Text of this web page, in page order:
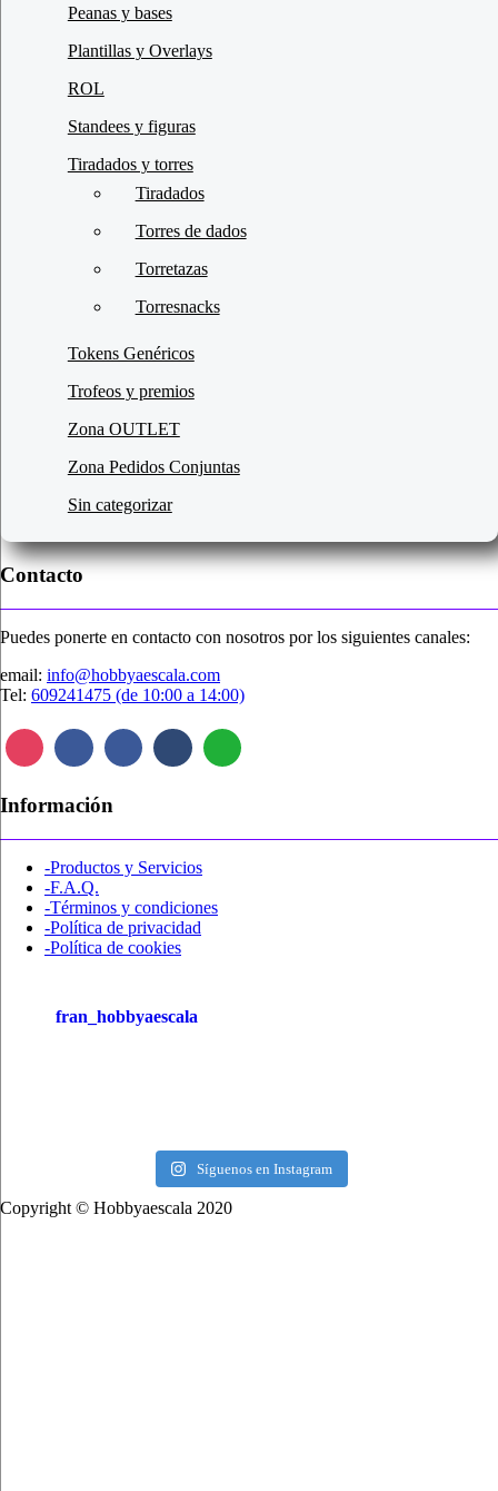
Peanas y bases
Plantillas y Overlays
ROL
Standees y figuras
Tiradados y torres
Tiradados
Torres de dados
Torretazas
Torresnacks
Tokens Genéricos
Trofeos y premios
Zona OUTLET
Zona Pedidos Conjuntas
Sin categorizar
Contacto
Puedes ponerte en contacto con nosotros por los siguientes canales:
email: info@hobbyaescala.com
Tel: 609241475 (de 10:00 a 14:00)
Información
-Productos y Servicios
-F.A.Q.
-Términos y condiciones
-Política de privacidad
-Política de cookies
fran_hobbyaescala
Síguenos en Instagram
Copyright © Hobbyaescala 2020